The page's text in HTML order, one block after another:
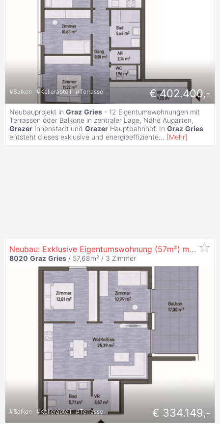
#Balkon #Kellerabteil #Terrasse € 402.400,-
Neubauprojekt in Graz Gries - 12 Eigentumswohnungen mit
Terrassen oder Balkone in zentraler Lage, Nähe Augarten,
Grazer Innenstadt und Grazer Hauptbahnhof. In Graz Gries
entsteht dieses exklusive und energieeffiziente... [Mehr]
Neubau: Exklusive Eigentumswohnung (57m²) mit Balkon in zentraler Lage in
8020 Graz Gries / 57,68m² / 3 Zimmer
#Balkon #Kellerabteil #Terrasse € 334.149,-